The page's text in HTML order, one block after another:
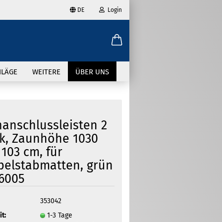
DE Login
erstellen
vergessen?
ÜBER UNS
WEITERE
2
Zaunhöhe 1030
cm, für
grün
353042
1-3 Tage